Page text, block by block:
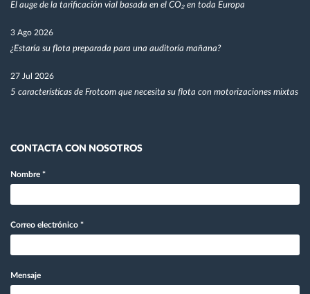
El auge de la tarificación vial basada en el CO₂ en toda Europa
3 Ago 2026
¿Estaría su flota preparada para una auditoría mañana?
27 Jul 2026
5 características de Frotcom que necesita su flota con motorizaciones mixtas
CONTACTA CON NOSOTROS
Nombre *
Correo electrónico *
Mensaje